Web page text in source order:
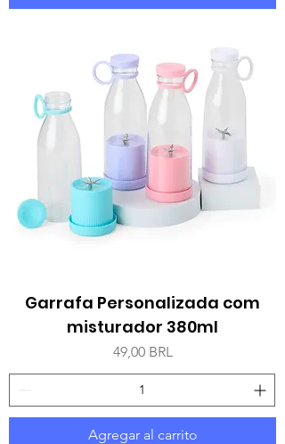
Garrafa Personalizada com
misturador 380ml
Precio
49,00 BRL
Agregar al carrito